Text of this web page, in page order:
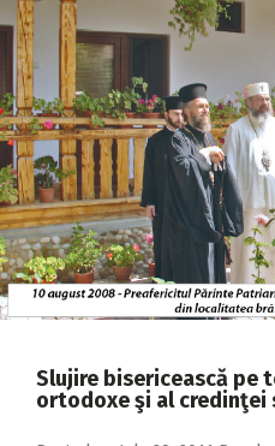
2025
2024
2023
2022
2021
2020
2019
2017
Slujire bisericească pe
ortodoxe şi al credinţei